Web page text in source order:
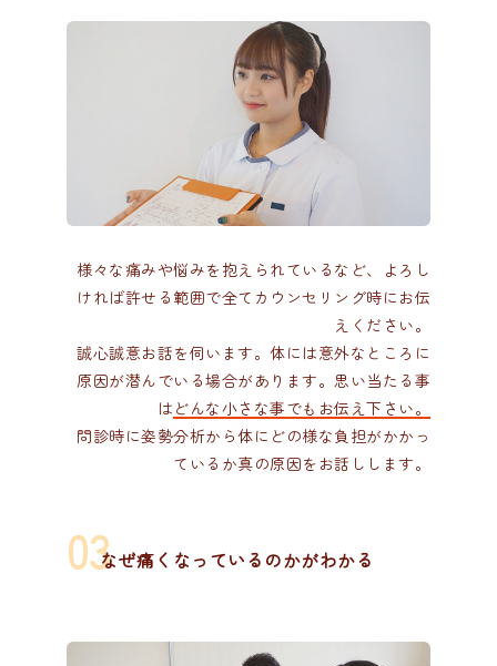
様々な痛みや悩みを抱えられているなど、よろし
ければ許せる範囲で全てカウンセリング時にお伝
えください。
誠心誠意お話を伺います。体には意外なところに
原因が潜んでいる場合があります。思い当たる事
は どんな小さな事でもお伝え下さい。
問診時に姿勢分析から体にどの様な負担がかかっ
ているか真の原因をお話しします。
なぜ痛くなっているのかがわかる